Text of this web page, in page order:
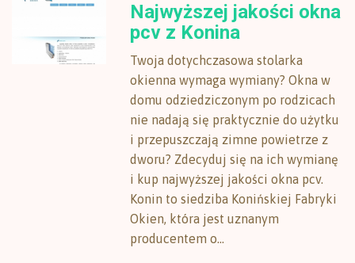
Najwyższej jakości okna
pcv z Konina
Twoja dotychczasowa stolarka
okienna wymaga wymiany? Okna w
domu odziedziczonym po rodzicach
nie nadają się praktycznie do użytku
i przepuszczają zimne powietrze z
dworu? Zdecyduj się na ich wymianę
i kup najwyższej jakości okna pcv.
Konin to siedziba Konińskiej Fabryki
Okien, która jest uznanym
producentem o...